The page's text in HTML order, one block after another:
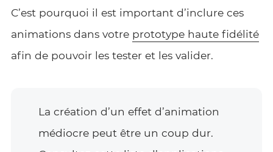
C’est pourquoi il est important d’inclure ces
animations dans votre prototype haute fidélité
afin de pouvoir les tester et les valider.
La création d’un effet d’animation
médiocre peut être un coup dur.